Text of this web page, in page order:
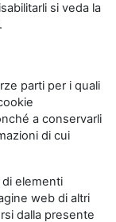
si veda la
parti per i quali
a conservarli
di cui
elementi
web di altri
dalla presente